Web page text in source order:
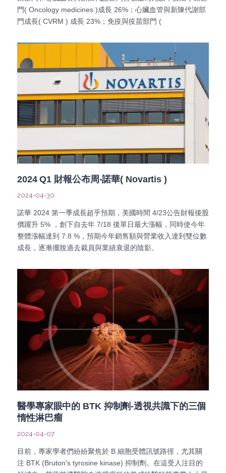
門( Oncology medicines )成長 26%；心臟血管與新陳代謝部
門成長( CVRM ) 成長 23%；免疫與疫苗部門 (
2024 Q1 財報公布周-諾華( Novartis )
2024-04-30
諾華 2024 第一季成長超乎預期，美國時間 4/23公告財報後股
價躍升 5% ，創下自去年 7/18 後單日最大漲幅，同時使今年
整體漲幅達到 7.8 %，預期今年銷售額與營業收入達到雙位數
成長，逐漸擺脫過去裁員與業績衰退的陰影。
醫學專家眼中的 BTK 抑制劑-透視共識下的三個
惰性淋巴瘤
2024-04-07
目前，專家學者們紛紛聚焦於 B 細胞受體訊號路徑，尤其關
注 BTK (Bruton's tyrosine kinase) 抑制劑。在這受人注目的